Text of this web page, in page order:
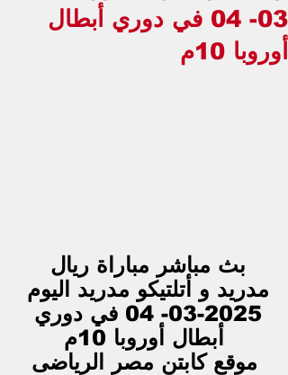
03- 04 في دوري أبطال
أوروبا 10م
بث مباشر مباراة ريال
مدريد و أتلتيكو مدريد اليوم
2025-03- 04 في
دوري
أبطال أوروبا 10م
موقع كابتن مصر الرياضى